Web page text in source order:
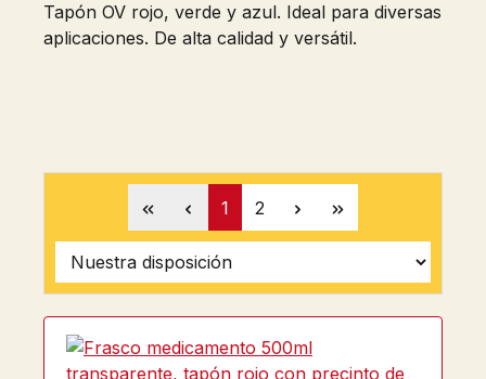
Tapón OV rojo, verde y azul. Ideal para diversas
aplicaciones. De alta calidad y versátil.
Página
1 Página
2